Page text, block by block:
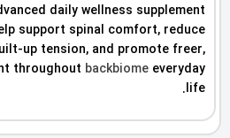
daily wellness supplement
support spinal comfort, reduce
up tension, and promote freer,
throughout backbiome everyday
life.